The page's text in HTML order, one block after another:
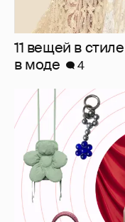
11 вещей в
в моде
4